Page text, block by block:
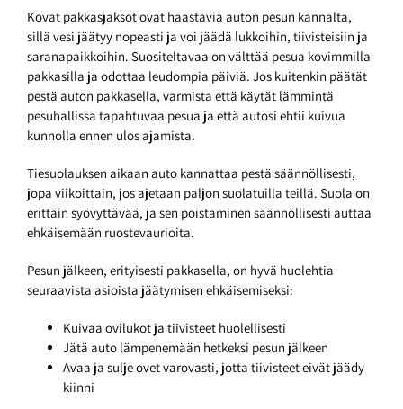
Kovat pakkasjaksot ovat haastavia auton pesun kannalta,
sillä vesi jäätyy nopeasti ja voi jäädä lukkoihin, tiivisteisiin ja
saranapaikkoihin. Suositeltavaa on välttää pesua kovimmilla
pakkasilla ja odottaa leudompia päiviä. Jos kuitenkin päätät
pestä auton pakkasella, varmista että käytät lämmintä
pesuhallissa tapahtuvaa pesua ja että autosi ehtii kuivua
kunnolla ennen ulos ajamista.
Tiesuolauksen aikaan auto kannattaa pestä säännöllisesti,
jopa viikoittain, jos ajetaan paljon suolatuilla teillä. Suola on
erittäin syövyttävää, ja sen poistaminen säännöllisesti auttaa
ehkäisemään ruostevaurioita.
Pesun jälkeen, erityisesti pakkasella, on hyvä huolehtia
seuraavista asioista jäätymisen ehkäisemiseksi:
Kuivaa ovilukot ja tiivisteet huolellisesti
Jätä auto lämpenemään hetkeksi pesun jälkeen
Avaa ja sulje ovet varovasti, jotta tiivisteet eivät jäädy
kiinni